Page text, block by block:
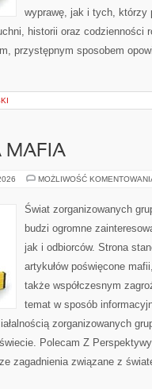
wyprawę, jak i tych, którzy
historii oraz codzienności
przystępnym sposobem
MAFIA
MOŻLIWOŚĆ
Świat zorganizowanych
budzi ogromne
jak i odbiorców. Strona
artykułów poświęcone
także współczesnym
temat w sposób
zorganizowanych
Polecam Z
zagadnienia związane z